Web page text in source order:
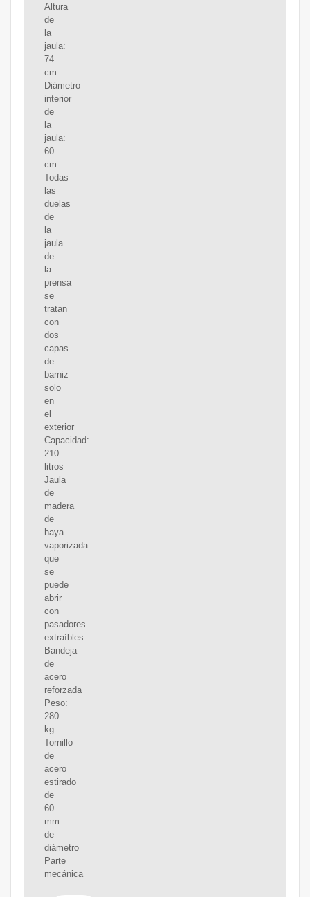
Altura
de
la
jaula:
74
cm
Diámetro
interior
de
la
jaula:
60
cm
Todas
las
duelas
de
la
jaula
de
la
prensa
se
tratan
con
dos
capas
de
barniz
solo
en
el
exterior
Capacidad:
210
litros
Jaula
de
madera
de
haya
vaporizada
que
se
puede
abrir
con
pasadores
extraíbles
Bandeja
de
acero
reforzada
Peso:
280
kg
Tornillo
de
acero
estirado
de
60
mm
de
diámetro
Parte
mecánica